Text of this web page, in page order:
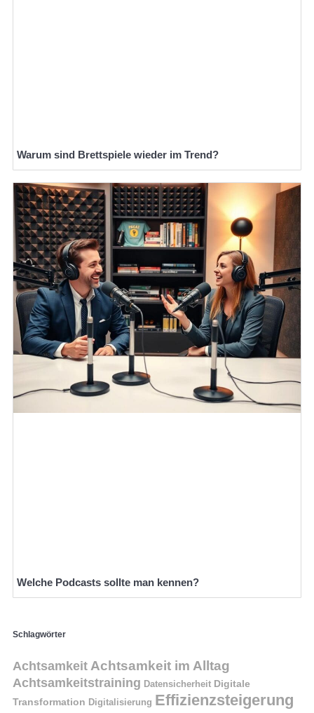
Warum sind Brettspiele wieder im Trend?
Welche Podcasts sollte man kennen?
Schlagwörter
Achtsamkeit Achtsamkeit im Alltag
Achtsamkeitstraining Datensicherheit Digitale
Transformation Digitalisierung Effizienzsteigerung